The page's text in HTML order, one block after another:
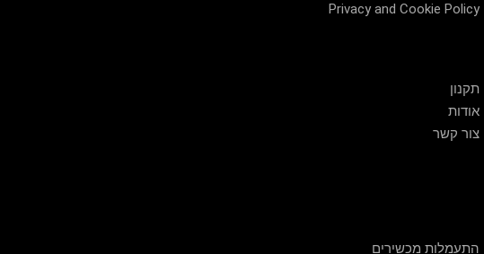
Privacy and Cookie Policy
תקנון
אודות
צור קשר
התעמלות מכשירים